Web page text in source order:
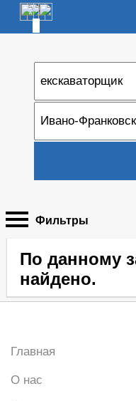
Фильтры
По данному
найдено.
Главная
О нас